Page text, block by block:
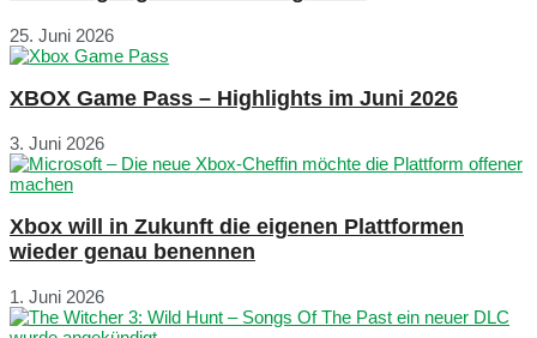
25. Juni 2026
XBOX Game Pass – Highlights im Juni 2026
3. Juni 2026
Xbox will in Zukunft die eigenen Plattformen
wieder genau benennen
1. Juni 2026